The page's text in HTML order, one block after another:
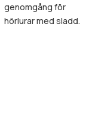
genomgång för
hörlurar med sladd.